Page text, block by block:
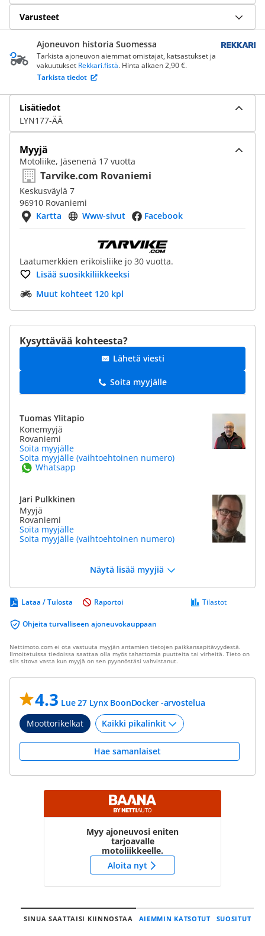
Varusteet
Ajoneuvon historia Suomessa
Tarkista ajoneuvon aiemmat omistajat, katsastukset ja
vakuutukset Rekkari.fistä. Hinta alkaen 2,90 €.
Tarkista tiedot
Lisätiedot
LYN177-ÄÄ
Myyjä
Motoliike, Jäsenenä 17 vuotta
Tarvike.com Rovaniemi
Keskusväylä 7
96910 Rovaniemi
Kartta
Www-sivut Facebook
Laatumerkkien erikoisliike jo 30 vuotta.
Lisää suosikkiliikkeeksi
Muut kohteet 120 kpl
Kysyttävää kohteesta?
Lähetä viesti
Soita myyjälle
Tuomas Ylitapio
Konemyyjä
Rovaniemi
Soita myyjälle
Soita myyjälle (vaihtoehtoinen numero)
Whatsapp
Jari Pulkkinen
Myyjä
Rovaniemi
Soita myyjälle
Soita myyjälle (vaihtoehtoinen numero)
Näytä lisää myyjiä
Lataa / Tulosta
Ohjeita turvalliseen ajoneuvokauppaan
Tilastot
Raportoi
Nettimoto.com ei ota vastuuta myyjän antamien tietojen paikkansapitävyydestä.
Ilmoitetuissa tiedoissa saattaa olla myös tahattomia puutteita tai virheitä. Tieto on
siis sitova vasta kun myyjä on sen pyynnöstäsi vahvistanut.
4.3 Lue 27 Lynx BoonDocker -arvostelua
Moottorikelkat
Hae samanlaiset
Myy ajoneuvosi eniten
tarjoavalle
motoliikkeelle.
Aloita nyt
SINUA SAATTAISI KIINNOSTAA AIEMMIN KATSOTUT SUOSITUT